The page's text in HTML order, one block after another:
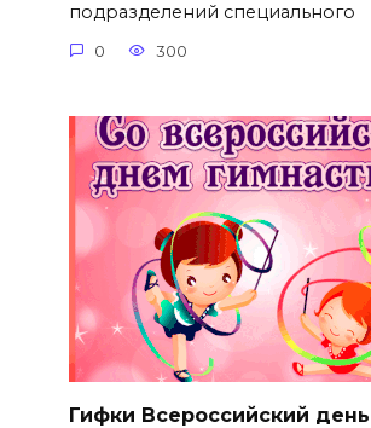
подразделений специального
0 300
Гифки Всероссийский день